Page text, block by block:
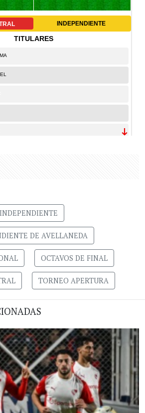
INDEPENDIENTE
DE AVELLANEDA
OCTAVOS DE FINAL
TORNEO APERTURA